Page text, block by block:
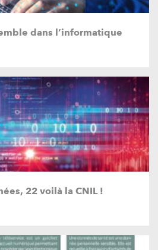
dans l’informatique
22 voilà la CNIL !